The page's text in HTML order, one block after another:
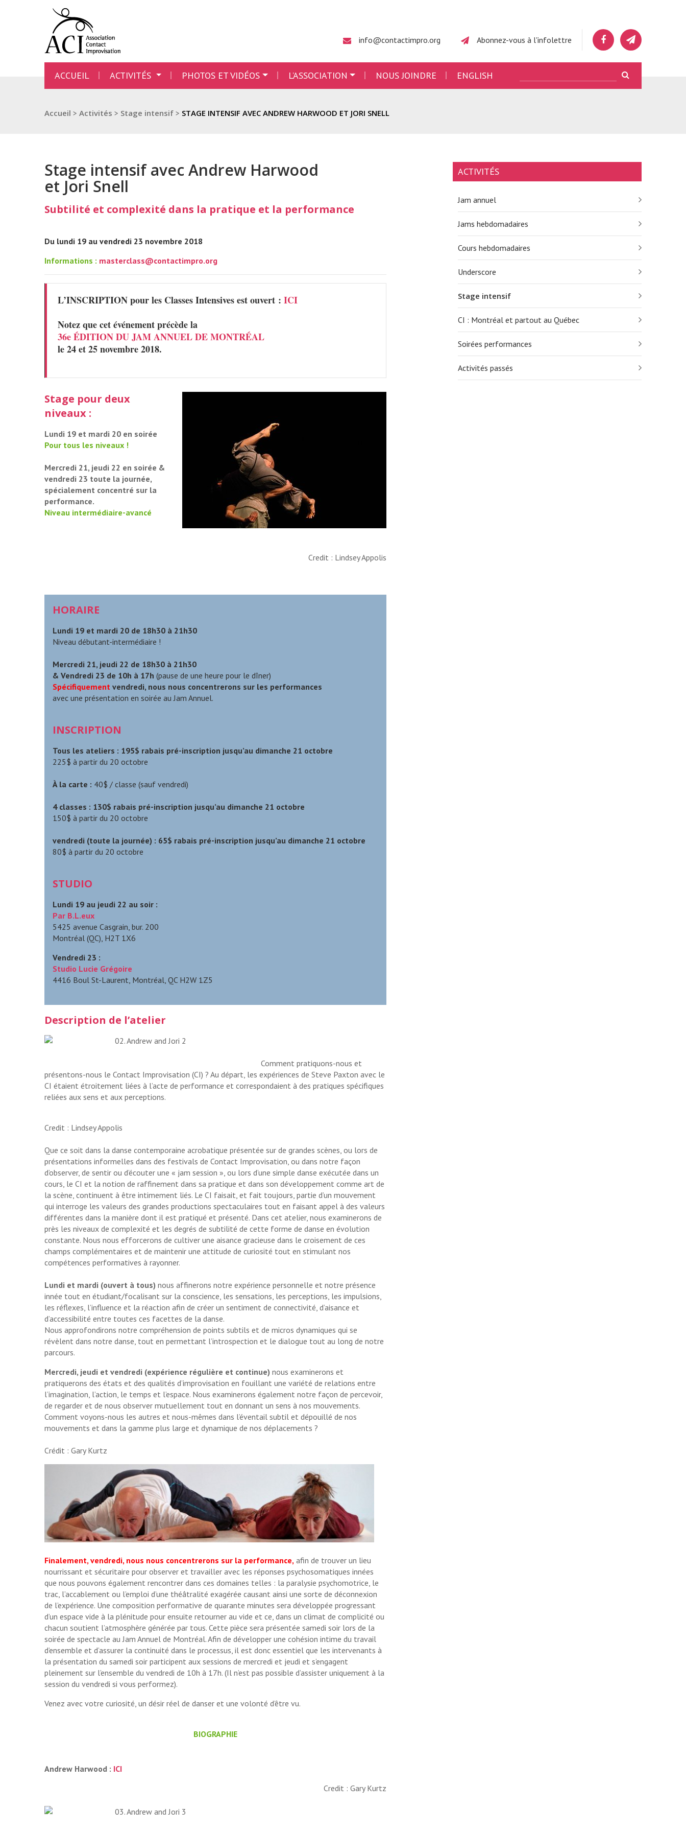
info@contactimpro.org Abonnez-vous à l'infolettre
ACCUEIL ACTIVITÉS PHOTOS ET VIDÉOS L’ASSOCIATION NOUS JOINDRE ENGLISH
Accueil > Activités > Stage intensif > STAGE INTENSIF AVEC ANDREW HARWOOD ET JORI SNELL
Stage intensif avec Andrew Harwood
et Jori Snell
Subtilité et complexité dans la pratique et la performance
Du lundi 19 au vendredi 23 novembre 2018
Informations : masterclass@contactimpro.org
L’INSCRIPTION pour les Classes Intensives est ouvert : ICI
Notez que cet événement précède la
36e ÉDITION DU JAM ANNUEL DE MONTRÉAL
le 24 et 25 novembre 2018.
Stage pour deux
niveaux :
Lundi 19 et mardi 20 en soirée
Pour tous les niveaux !
Mercredi 21, jeudi 22 en soirée &
vendredi 23 toute la journée,
spécialement concentré sur la
performance.
Niveau intermédiaire-avancé
Credit : Lindsey Appolis
HORAIRE
Lundi 19 et mardi 20 de 18h30 à 21h30
Niveau débutant-intermédiaire !
Mercredi 21, jeudi 22 de 18h30 à 21h30
& Vendredi 23 de 10h à 17h (pause de une heure pour le dîner)
Spécifiquement vendredi, nous nous concentrerons sur les performances
avec une présentation en soirée au Jam Annuel.
INSCRIPTION
Tous les ateliers : 195$ rabais pré-inscription jusqu’au dimanche 21 octobre
225$ à partir du 20 octobre
À la carte : 40$ / classe (sauf vendredi)
4 classes : 130$ rabais pré-inscription jusqu’au dimanche 21 octobre
150$ à partir du 20 octobre
vendredi (toute la journée) : 65$ rabais pré-inscription jusqu’au dimanche 21 octobre
80$ à partir du 20 octobre
STUDIO
Lundi 19 au jeudi 22 au soir :
Par B.L.eux
5425 avenue Casgrain, bur. 200
Montréal (QC), H2T 1X6
Vendredi 23 :
Studio Lucie Grégoire
4416 Boul St-Laurent, Montréal, QC H2W 1Z5
Description de l’atelier
Comment pratiquons-nous et
présentons-nous le Contact Improvisation (CI) ? Au départ, les expériences de Steve Paxton avec le
CI étaient étroitement liées à l’acte de performance et correspondaient à des pratiques spécifiques
reliées aux sens et aux perceptions.
Credit : Lindsey Appolis
Que ce soit dans la danse contemporaine acrobatique présentée sur de grandes scènes, ou lors de
présentations informelles dans des festivals de Contact Improvisation, ou dans notre façon
d’observer, de sentir ou d’écouter une « jam session », ou lors d’une simple danse exécutée dans un
cours, le CI et la notion de raffinement dans sa pratique et dans son développement comme art de
la scène, continuent à être intimement liés. Le CI faisait, et fait toujours, partie d’un mouvement
qui interroge les valeurs des grandes productions spectaculaires tout en faisant appel à des valeurs
différentes dans la manière dont il est pratiqué et présenté. Dans cet atelier, nous examinerons de
près les niveaux de complexité et les degrés de subtilité de cette forme de danse en évolution
constante. Nous nous efforcerons de cultiver une aisance gracieuse dans le croisement de ces
champs complémentaires et de maintenir une attitude de curiosité tout en stimulant nos
compétences performatives à rayonner.
Lundi et mardi (ouvert à tous) nous affinerons notre expérience personnelle et notre présence
innée tout en étudiant/focalisant sur la conscience, les sensations, les perceptions, les impulsions,
les réflexes, l’influence et la réaction afin de créer un sentiment de connectivité, d’aisance et
d’accessibilité entre toutes ces facettes de la danse.
Nous approfondirons notre compréhension de points subtils et de micros dynamiques qui se
révèlent dans notre danse, tout en permettant l’introspection et le dialogue tout au long de notre
parcours.
Mercredi, jeudi et vendredi (expérience régulière et continue) nous examinerons et
pratiquerons des états et des qualités d’improvisation en fouillant une variété de relations entre
l’imagination, l’action, le temps et l’espace. Nous examinerons également notre façon de percevoir,
de regarder et de nous observer mutuellement tout en donnant un sens à nos mouvements.
Comment voyons-nous les autres et nous-mêmes dans l’éventail subtil et dépouillé de nos
mouvements et dans la gamme plus large et dynamique de nos déplacements ?
Crédit : Gary Kurtz
Finalement, vendredi, nous nous concentrerons sur la performance, afin de trouver un lieu
nourrissant et sécuritaire pour observer et travailler avec les réponses psychosomatiques innées
que nous pouvons également rencontrer dans ces domaines telles : la paralysie psychomotrice, le
trac, l’accablement ou l’emploi d’une théâtralité exagérée causant ainsi une sorte de déconnexion
de l’expérience. Une composition performative de quarante minutes sera développée progressant
d’un espace vide à la plénitude pour ensuite retourner au vide et ce, dans un climat de complicité ou
chacun soutient l’atmosphère générée par tous. Cette pièce sera présentée samedi soir lors de la
soirée de spectacle au Jam Annuel de Montréal. Afin de développer une cohésion intime du travail
d’ensemble et d’assurer la continuité dans le processus, il est donc essentiel que les intervenants à
la présentation du samedi soir participent aux sessions de mercredi et jeudi et s’engagent
pleinement sur l’ensemble du vendredi de 10h à 17h. (Il n’est pas possible d’assister uniquement à la
session du vendredi si vous performez).
Venez avec votre curiosité, un désir réel de danser et une volonté d’être vu.
BIOGRAPHIE
Andrew Harwood : ICI
Credit : Gary Kurtz
ACTIVITÉS
Jam annuel
Jams hebdomadaires
Cours hebdomadaires
Underscore
Stage intensif
CI : Montréal et partout au Québec
Soirées performances
Activités passés